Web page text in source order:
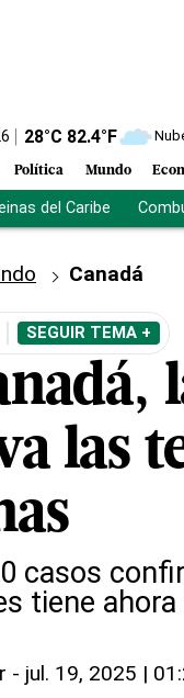
28°C 82.4°F
Política Mundo
del Caribe
Canadá
SEGUIR TEMA +
las
casos
tiene
- jul. 19, 2025 |